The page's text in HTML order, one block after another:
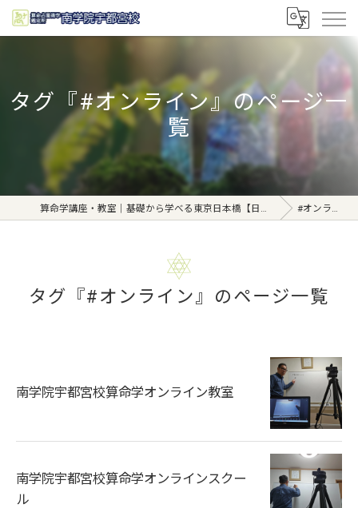
タグ『#オンライン』のページ一
覧
算命学講座・教室｜基礎から学べる東京日本橋【日本橋南学院】 #オンライン
タグ『#オンライン』のページ一覧
南学院宇都宮校算命学オンライン教室
南学院宇都宮校算命学オンラインスクー
ル